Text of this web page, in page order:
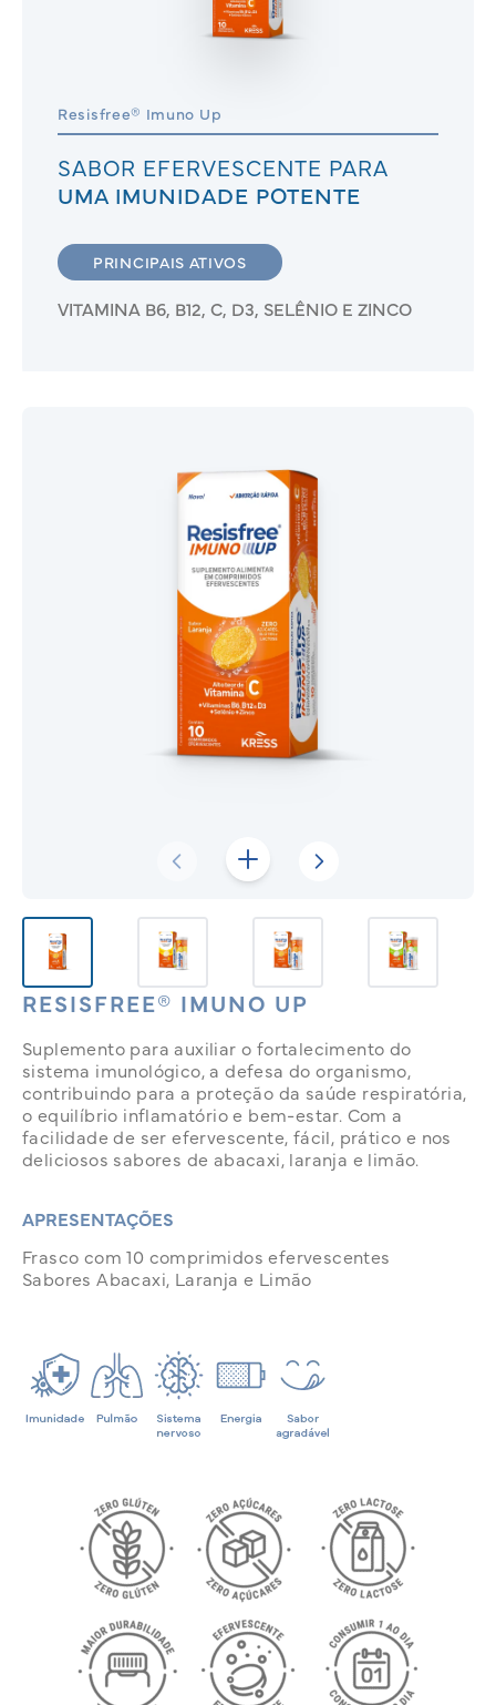
Resisfree® Imuno Up
SABOR EFERVESCENTE PARA
UMA IMUNIDADE POTENTE
PRINCIPAIS ATIVOS
VITAMINA B6, B12, C, D3, SELÊNIO E ZINCO
RESISFREE® IMUNO UP
Suplemento para auxiliar o fortalecimento do
sistema imunológico, a defesa do organismo,
contribuindo para a proteção da saúde respiratória,
o equilíbrio inflamatório e bem-estar. Com a
facilidade de ser efervescente, fácil, prático e nos
deliciosos sabores de abacaxi, laranja e limão.
APRESENTAÇÕES
Frasco com 10 comprimidos efervescentes
Sabores Abacaxi, Laranja e Limão